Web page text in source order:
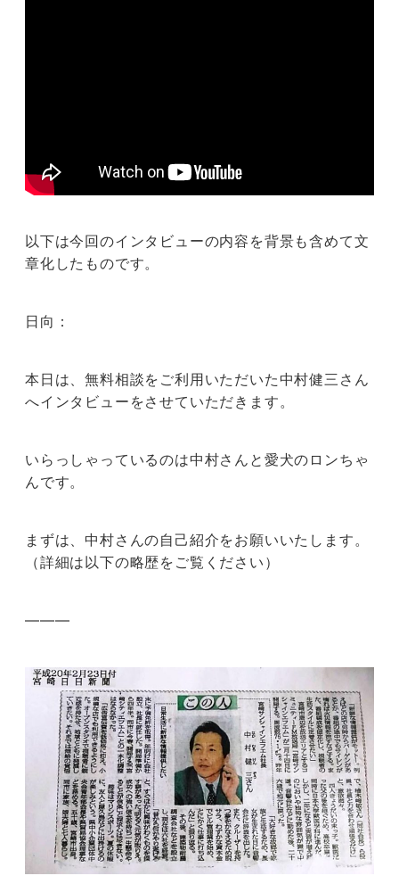
以下は今回のインタビューの内容を背景も含めて文
章化したものです。
日向：
本日は、無料相談をご利用いただいた中村健三さん
へインタビューをさせていただきます。
いらっしゃっているのは中村さんと愛犬のロンちゃ
んです。
まずは、中村さんの自己紹介をお願いいたします。
（詳細は以下の略歴をご覧ください）
———